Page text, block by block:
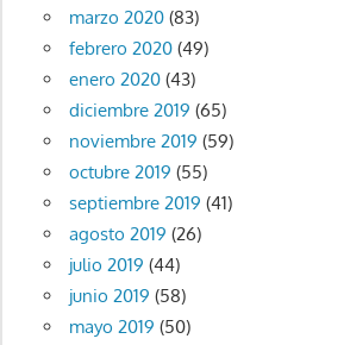
marzo 2020(83)
febrero 2020(49)
enero 2020(43)
diciembre 2019 (65)
noviembre 2019 (59)
octubre 2019 (55)
septiembre 2019 (41)
agosto 2019 (26)
julio 2019 (44)
junio 2019 (58)
mayo 2019 (50)